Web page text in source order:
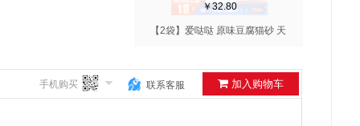
￥32.80
【2袋】爱哒哒 原味豆腐猫砂 天
加入购物车
联系客服
手机购买